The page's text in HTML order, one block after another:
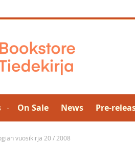
On Sale News Pre-
vuosikirja 20 / 2008